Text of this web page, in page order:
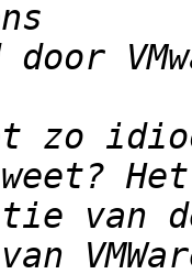
zo
van